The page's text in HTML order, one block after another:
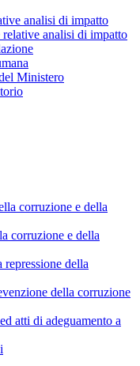
analisi di impatto
analisi di impatto
Ministero
corruzione e della
corruzione e della
della
della corruzione
atti di adeguamento a